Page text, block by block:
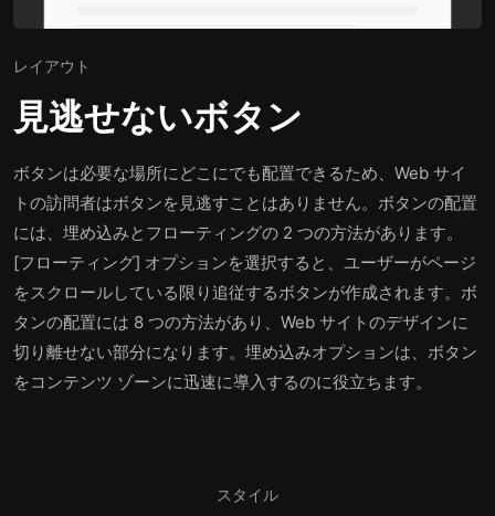
レイアウト
見逃せないボタン
ボタンは必要な場所にどこにでも配置できるため、Web サイ
トの訪問者はボタンを見逃すことはありません。ボタンの配置
には、埋め込みとフローティングの 2 つの方法があります。
[フローティング] オプションを選択すると、ユーザーがページ
をスクロールしている限り追従するボタンが作成されます。ボ
タンの配置には 8 つの方法があり、Web サイトのデザインに
切り離せない部分になります。埋め込みオプションは、ボタン
をコンテンツ ゾーンに迅速に導入するのに役立ちます。
スタイル